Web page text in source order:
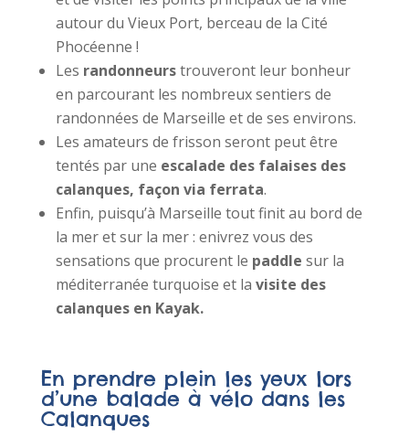
autour du Vieux Port, berceau de la Cité
Phocéenne !
Les randonneurstrouveront leur bonheur
en parcourant les nombreux sentiers de
randonnées de Marseille et de ses environs.
Les amateurs de frisson seront peut être
tentés par une escalade des falaises des
calanques, façon via ferrata.
Enfin, puisqu’à Marseille tout finit au bord de
la mer et sur la mer : enivrez vous des
sensations que procurent le paddle sur la
méditerranée turquoise et la visite des
calanques en Kayak.
En prendre plein les yeux lors
d’une balade à vélo dans les
Calanques